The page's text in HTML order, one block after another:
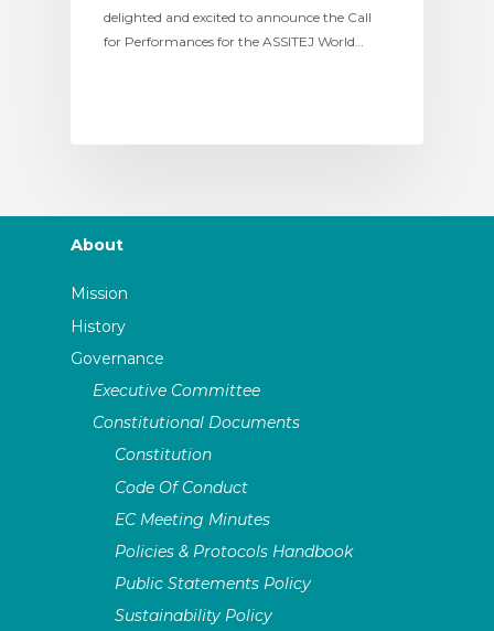
delighted and excited to announce the Call
for Performances for the ASSITEJ World…
About
Mission
History
Governance
Executive Committee
Constitutional Documents
Constitution
Code Of Conduct
EC Meeting Minutes
Policies & Protocols Handbook
Public Statements Policy
Sustainability Policy